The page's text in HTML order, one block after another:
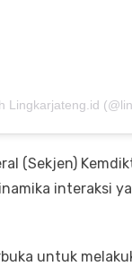
Lingkarjateng.id
(Sekjen)
interaksi
untuk